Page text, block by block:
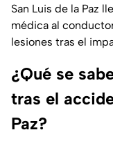
San Luis de la Paz
médica al
lesiones tras el
¿Qué se
tras el
Paz?